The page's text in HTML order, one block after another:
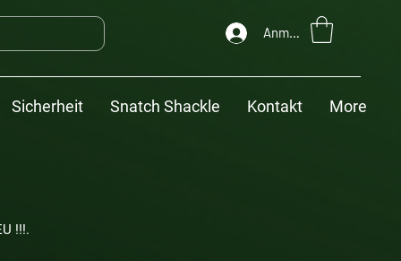
Anmelden
Sicherheit Snatch Shackle Kontakt More
!!!.